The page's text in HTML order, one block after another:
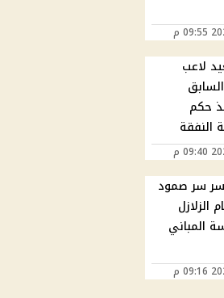
لاعب
حكم
سر صمود
الزلازل
المباني